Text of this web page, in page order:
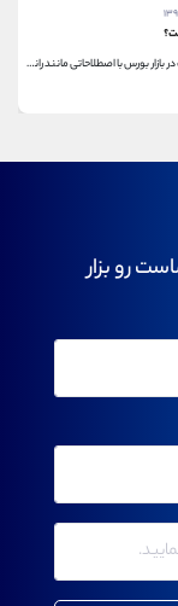
پس از کمی فعالیت در بازار بورس با اصطلاحاتی مانند رانت...
رو بزار